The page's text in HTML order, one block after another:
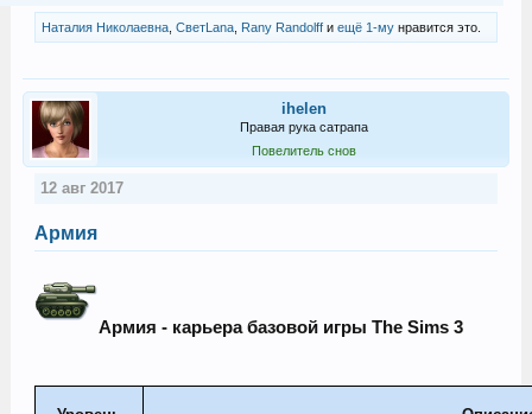
Наталия Николаевна, СветLana, Rany Randolffи ещё 1-мунравится это.
ihelen
Правая рука сатрапа
Повелитель снов
12 авг 2017
Армия
Армия - карьера базовой игры The Sims 3